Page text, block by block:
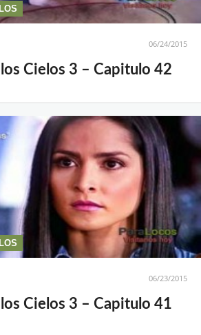
06/24/2015
los Cielos 3 – Capitulo 42
06/23/2015
los Cielos 3 – Capitulo 41